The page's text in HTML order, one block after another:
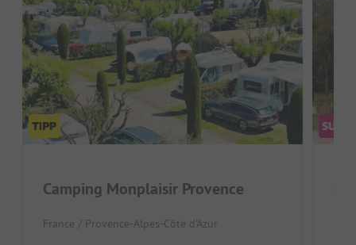
Camping Monplaisir Provence
France / Provence-Alpes-Côte d'Azur